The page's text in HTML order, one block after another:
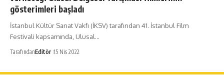
gösterimleri başladı
İstanbul Kültür Sanat Vakfı (İKSV) tarafından 41. İstanbul Film
Festivali kapsamında, Ulusal…
TarafındanEditör 15 Nis 2022